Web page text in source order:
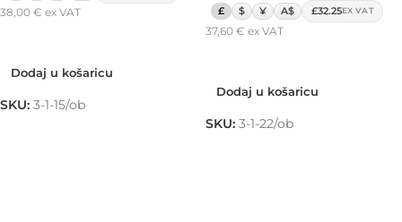
38,00 € ex VAT
Dodaj u košaricu
SKU: 3-1-15/ob
£ $ ¥ A$ £32.25EX VAT
37,60 € ex VAT
Dodaj u košaricu
SKU: 3-1-22/ob